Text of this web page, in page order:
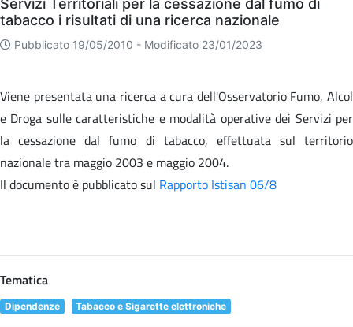
tabacco i risultati di una ricerca nazionale
Pubblicato 19/05/2010 - Modificato 23/01/2023
Viene presentata una ricerca a cura dell'Osservatorio Fumo, Alcol
e Droga sulle caratteristiche e modalità operative dei Servizi per
la cessazione dal fumo di tabacco, effettuata sul territorio
nazionale tra maggio 2003 e maggio 2004.
Il documento è pubblicato sul Rapporto Istisan 06/8
Tematica
Dipendenze Tabacco e Sigarette elettroniche